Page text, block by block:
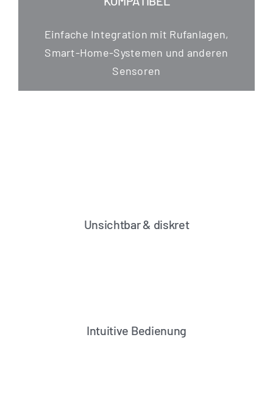
Ein­fa­che Inte­gra­ti­on mit Ruf­an­la­gen,
Smart-Home-Sys­te­men und ande­ren
Sensoren
Unsichtbar & diskret
Intuitive Bedienung